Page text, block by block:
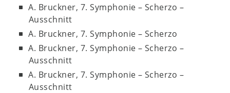
A. Bruckner, 7. Symphonie – Scherzo –
Ausschnitt
A. Bruckner, 7. Symphonie – Scherzo
A. Bruckner, 7. Symphonie – Scherzo –
Ausschnitt
A. Bruckner, 7. Symphonie – Scherzo –
Ausschnitt